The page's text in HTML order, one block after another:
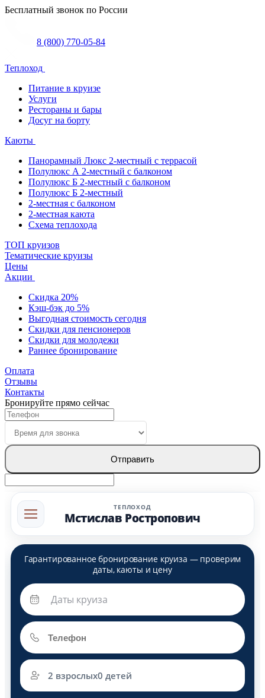
Бесплатный звонок по России
8 (800) 770-05-84
Теплоход
Питание в круизе
Услуги
Рестораны и бары
Досуг на борту
Каюты
Панорамный Люкс 2-местный с террасой
Полулюкс А 2-местный с балконом
Полулюкс Б 2-местный с балконом
Полулюкс Б 2-местный
2-местная с балконом
2-местная каюта
Схема теплохода
ТОП круизов
Тематические круизы
Цены
Акции
Скидка 20%
Кэш-бэк до 5%
Выгодная стоимость сегодня
Скидки для пенсионеров
Скидки для молодежи
Раннее бронирование
Оплата
Отзывы
Контакты
Бронируйте прямо сейчас
Отправить
2 взрослых0 детей